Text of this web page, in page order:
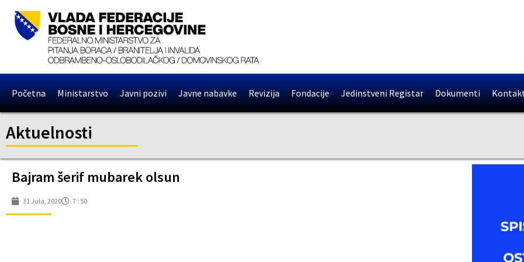
Početna Ministarstvo Javni pozivi Javne nabavke Revizija Fondacije Jedinstveni Registar Dokumenti
Aktuelnosti
Bajram šerif mubarek olsun
31 Jula, 2020 7 : 50